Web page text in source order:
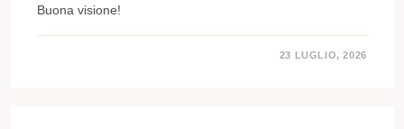
Buona visione!
23 LUGLIO, 2026